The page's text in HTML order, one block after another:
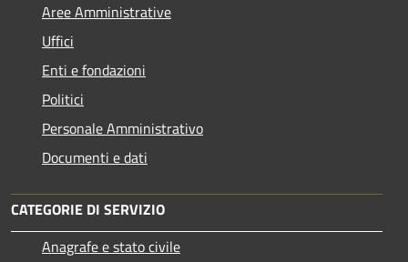
Aree Amministrative
Uffici
Enti e fondazioni
Politici
Personale Amministrativo
Documenti e dati
CATEGORIE DI SERVIZIO
Anagrafe e stato civile